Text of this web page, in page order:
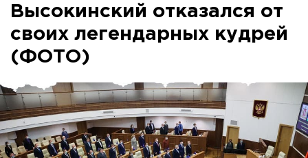
Высокинский отказался от
своих легендарных кудрей
(ФОТО)